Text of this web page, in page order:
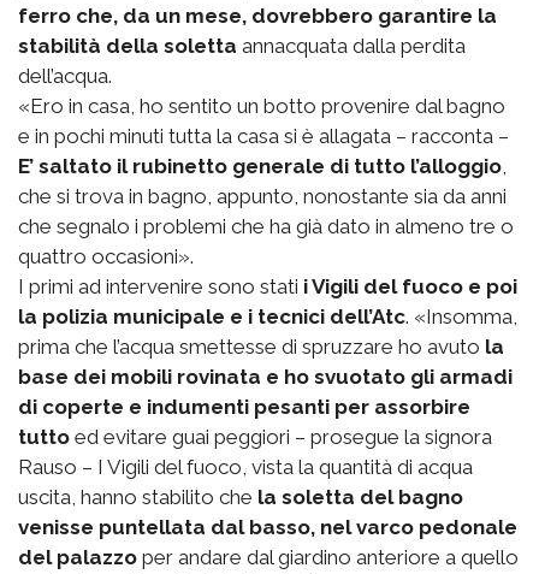
ferro che, da un mese, dovrebbero garantire la
stabilità della soletta annacquata dalla perdita
dell’acqua.
«Ero in casa, ho sentito un botto provenire dal bagno
e in pochi minuti tutta la casa si è allagata – racconta –
E’ saltato il rubinetto generale di tutto l’alloggio,
che si trova in bagno, appunto, nonostante sia da anni
che segnalo i problemi che ha già dato in almeno tre o
quattro occasioni».
I primi ad intervenire sono stati i Vigili del fuoco e poi
la polizia municipale e i tecnici dell’Atc. «Insomma,
prima che l’acqua smettesse di spruzzare ho avuto la
base dei mobili rovinata e ho svuotato gli armadi
di coperte e indumenti pesanti per assorbire
tutto ed evitare guai peggiori – prosegue la signora
Rauso – I Vigili del fuoco, vista la quantità di acqua
uscita, hanno stabilito che la soletta del bagno
venisse puntellata dal basso, nel varco pedonale
del palazzo per andare dal giardino anteriore a quello